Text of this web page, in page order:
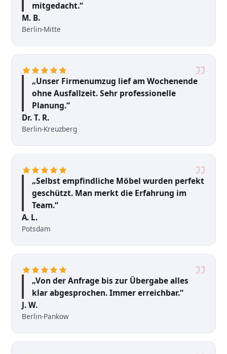
mitgedacht.“
M. B.
Berlin-Mitte
„Unser Firmenumzug lief am Wochenende
ohne Ausfallzeit. Sehr professionelle
Planung.“
Dr. T. R.
Berlin-Kreuzberg
„Selbst empfindliche Möbel wurden perfekt
geschützt. Man merkt die Erfahrung im
Team.“
A. L.
Potsdam
„Von der Anfrage bis zur Übergabe alles
klar abgesprochen. Immer erreichbar.“
J. W.
Berlin-Pankow